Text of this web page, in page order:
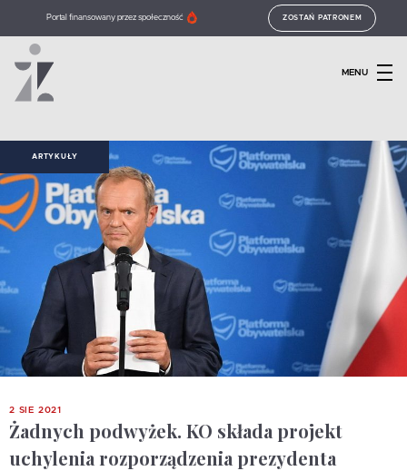
Portal finansowany przez społeczność ZOSTAŃ PATRONEM
MENU
ARTYKUŁY
2 SIE 2021
Żadnych podwyżek. KO składa projekt
uchylenia rozporządzenia prezydenta